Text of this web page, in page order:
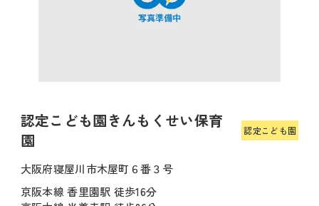
認定こども園きんもくせい保育
園
認定こども園
大阪府寝屋川市木屋町６番３号
京阪本線 香里園駅 徒歩16分